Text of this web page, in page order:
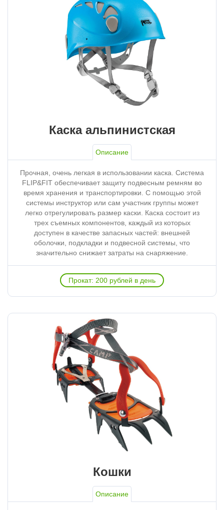
Каска альпинистская
Описание
Прочная, очень легкая в использовании каска. Система
FLIP&FIT обеспечивает защиту подвесным ремням во
время хранения и транспортировки. С помощью этой
системы инструктор или сам участник группы может
легко отрегулировать размер каски. Каска состоит из
трех съемных компонентов, каждый из которых
доступен в качестве запасных частей: внешней
оболочки, подкладки и подвесной системы, что
значительно снижает затраты на снаряжение.
Прокат: 200 рублей в день
Кошки
Описание